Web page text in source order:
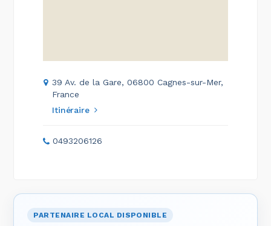
39 Av. de la Gare, 06800 Cagnes-sur-Mer,
France
Itinéraire
0493206126
PARTENAIRE LOCAL DISPONIBLE